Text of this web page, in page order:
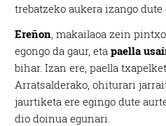
trebatzeko aukera izango dute
Ereñon , makailaoa zein
egongo da gaur, etapaella
bihar. Izan ere, paella
Arratsalderako, ohiturari
jaurtiketa ere egingo dute
dio doinua egunari.